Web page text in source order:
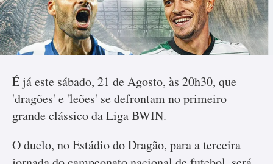
É já este sábado, 21 de Agosto, às 20h30, que
'dragões' e 'leões' se defrontam no primeiro
grande clássico da Liga BWIN.
O duelo, no Estádio do Dragão, para a terceira